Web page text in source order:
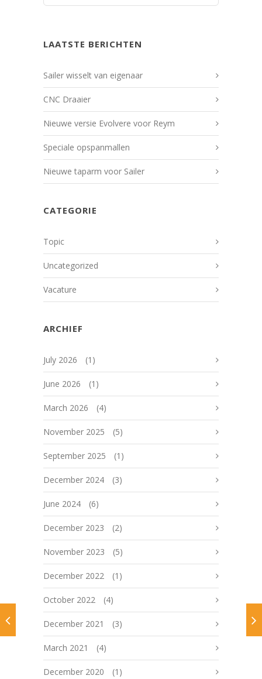
LAATSTE BERICHTEN
Sailer wisselt van eigenaar
CNC Draaier
Nieuwe versie Evolvere voor Reym
Speciale opspanmallen
Nieuwe taparm voor Sailer
CATEGORIE
Topic
Uncategorized
Vacature
ARCHIEF
July 2026 (1)
June 2026 (1)
March 2026 (4)
November 2025 (5)
September 2025 (1)
December 2024 (3)
June 2024 (6)
December 2023 (2)
November 2023 (5)
December 2022 (1)
October 2022 (4)
December 2021 (3)
March 2021 (4)
December 2020 (1)